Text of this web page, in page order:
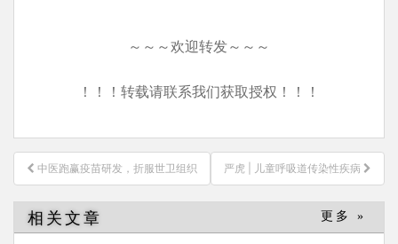
～～～欢迎转发～～～
！！！转载请联系我们获取授权！！！
文
章
导
航
中医跑赢疫苗研发，折服世卫组织 严虎 | 儿童呼吸道传染性疾病
相关文章 更多 »